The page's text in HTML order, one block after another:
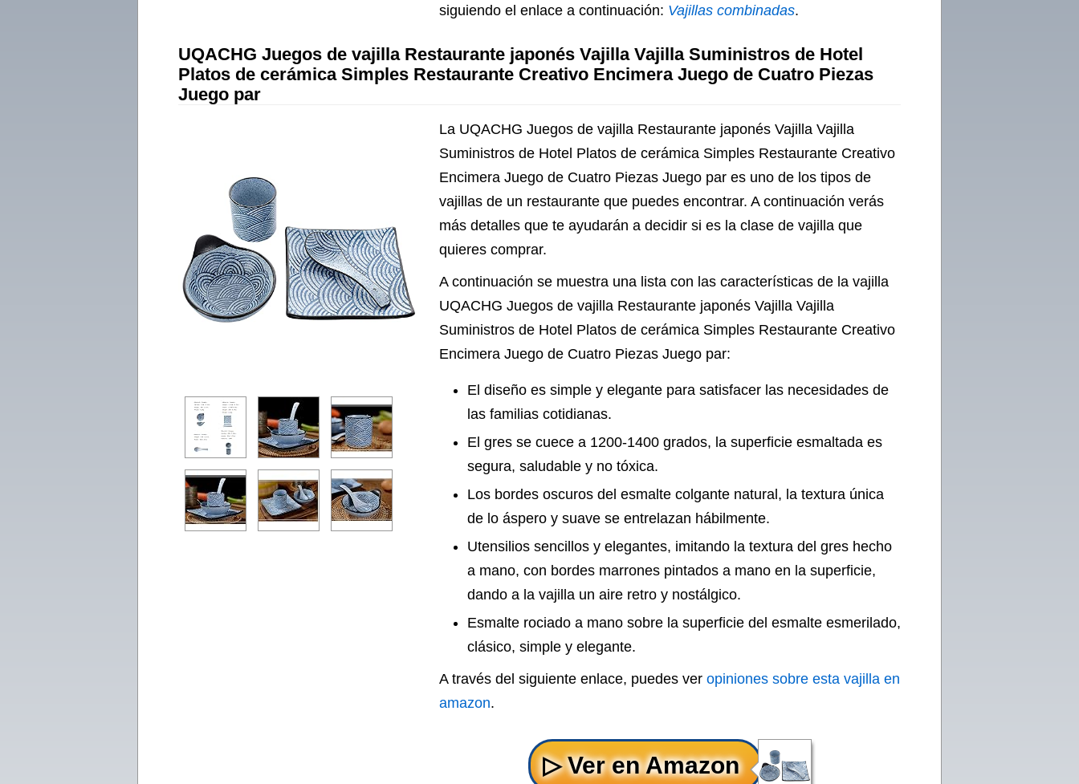
siguiendo el enlace a continuación: Vajillas combinadas.
UQACHG Juegos de vajilla Restaurante japonés Vajilla Vajilla Suministros de Hotel
Platos de cerámica Simples Restaurante Creativo Encimera Juego de Cuatro Piezas
Juego par
La UQACHG Juegos de vajilla Restaurante japonés Vajilla Vajilla
Suministros de Hotel Platos de cerámica Simples Restaurante Creativo
Encimera Juego de Cuatro Piezas Juego par es uno de los tipos de
vajillas de un restaurante que puedes encontrar. A continuación verás
más detalles que te ayudarán a decidir si es la clase de vajilla que
quieres comprar.
A continuación se muestra una lista con las características de la vajilla
UQACHG Juegos de vajilla Restaurante japonés Vajilla Vajilla
Suministros de Hotel Platos de cerámica Simples Restaurante Creativo
Encimera Juego de Cuatro Piezas Juego par:
El diseño es simple y elegante para satisfacer las necesidades de
las familias cotidianas.
El gres se cuece a 1200-1400 grados, la superficie esmaltada es
segura, saludable y no tóxica.
Los bordes oscuros del esmalte colgante natural, la textura única
de lo áspero y suave se entrelazan hábilmente.
Utensilios sencillos y elegantes, imitando la textura del gres hecho
a mano, con bordes marrones pintados a mano en la superficie,
dando a la vajilla un aire retro y nostálgico.
Esmalte rociado a mano sobre la superficie del esmalte esmerilado,
clásico, simple y elegante.
A través del siguiente enlace, puedes ver opiniones sobre esta vajilla en
amazon.